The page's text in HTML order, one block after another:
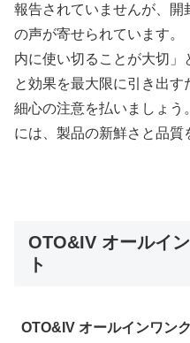
報告されていませんが、開
の声が寄せられています。
内に使い切ることが大切
と効果を最大限に引き出
細心の注意を払いましょう
には、製品の新鮮さと品質
OTO&IV オールイ
ト
OTO&IV オールインワン